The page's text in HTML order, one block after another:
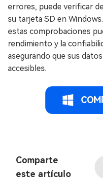
errores, puede verificar
su tarjeta SD en
estas comprobaciones
rendimiento y la
asegurando que sus
accesibles.
Comparte
este artículo